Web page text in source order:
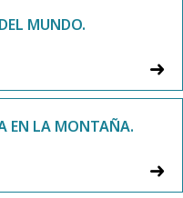
MUNDO.
EN LA MONTAÑA.